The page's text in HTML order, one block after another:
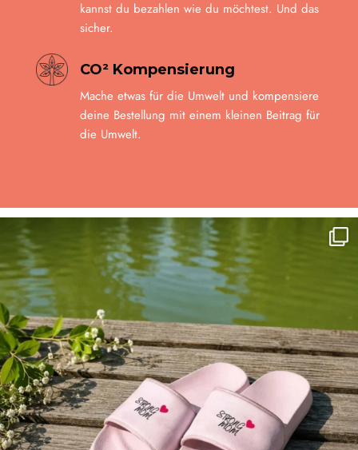
kannst du bezahlen wie du möchtest. Und das
sicher.
CO² Kompensierung
Mache etwas für die Umwelt und kompensiere
deine Bestellung mit einem kleinen Beitrag für
die Umwelt.